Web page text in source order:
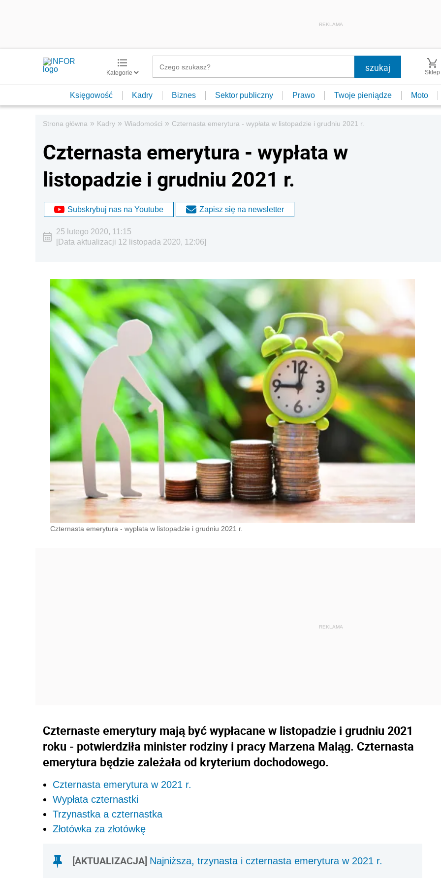
REKLAMA
Kategorie Sklep
Księgowość Kadry Biznes Sektor publiczny Prawo Twoje pieniądze Moto
Strona główna » Kadry » Wiadomości » Czternasta emerytura - wypłata w listopadzie i grudniu 2021 r.
Czternasta emerytura - wypłata w
listopadzie i grudniu 2021 r.
Subskrybuj nas na Youtube Zapisz się na newsletter
25 lutego 2020, 11:15
[Data aktualizacji 12 listopada 2020, 12:06]
Czternasta emerytura - wypłata w listopadzie i grudniu 2021 r.
Czternaste emerytury mają być wypłacane w listopadzie i grudniu 2021
roku - potwierdziła minister rodziny i pracy Marzena Maląg. Czternasta
emerytura będzie zależała od kryterium dochodowego.
Czternasta emerytura w 2021 r.
Wypłata czternastki
Trzynastka a czternastka
Złotówka za złotówkę
[AKTUALIZACJA] Najniższa, trzynasta i czternasta emerytura w 2021 r.